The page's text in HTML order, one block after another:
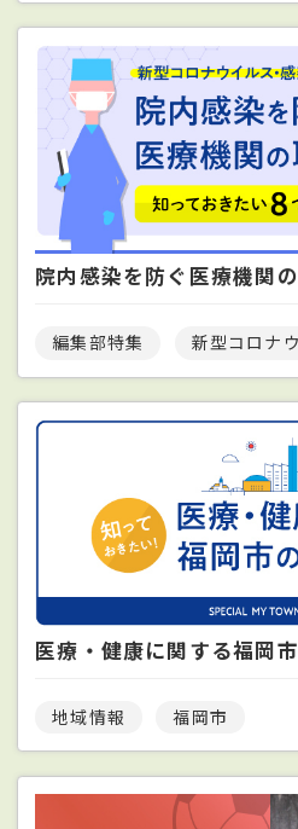
院内感染を防ぐ医療機関
編集部特集 新型コロナ
医療・健康に関する福岡
地域情報 福岡市